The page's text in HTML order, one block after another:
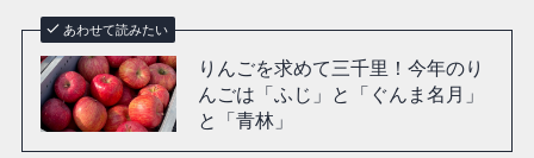
あわせて読みたい
りんごを求めて三千里！今年のり
んごは「ふじ」と「ぐんま名月」
と「青林」